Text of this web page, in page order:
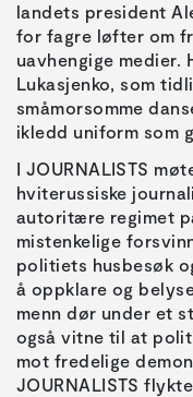
landets president
for fagre løfter om
uavhengige medier.
Lukasjenko, som
småmorsomme
ikledd uniform som
I JOURNALISTS
hviterussiske
autoritære regimet
mistenkelige
politiets husbesøk
å oppklare og
menn dør under et
også vitne til at
mot fredelige
JOURNALISTS